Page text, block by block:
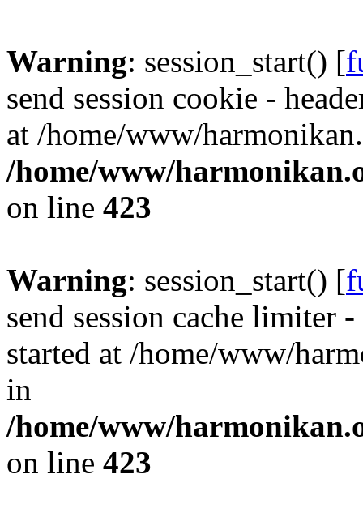
Warning: session_start() [
send session cookie -
at /home/www/
/home/www/
on line 423
Warning: session_start() [
send session cache limiter
started at /home/www/
in
/home/www/
on line 423